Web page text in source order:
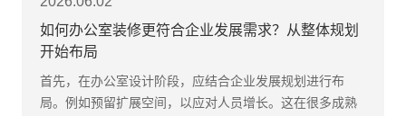
如何办公室装修更符合企业发展需求？从整体规划
开始布局
首先，在办公室设计阶段，应结合企业发展规划进行布
局。例如预留扩展空间，以应对人员增长。这在很多成熟